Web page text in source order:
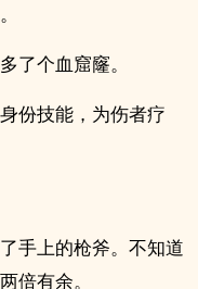
了个血窟窿。
份技能，为伤者疗
手上的枪斧。不知道
倍有余。